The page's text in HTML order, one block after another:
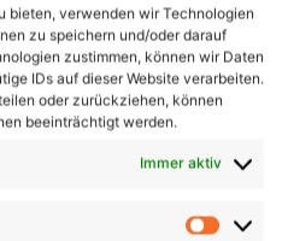
bieten, verwenden wir Technologien
zu speichern und/oder darauf
zustimmen, können wir Daten
IDs auf dieser Website verarbeiten.
oder zurückziehen, können
beeinträchtigt werden.
Immer aktiv
zu gewährleisten und
einzuhalten. Die Prüfung
entscheidender Aspekt
am Arbeitsplatz und trägt
Durch die
Arbeitgeber ein sicheres